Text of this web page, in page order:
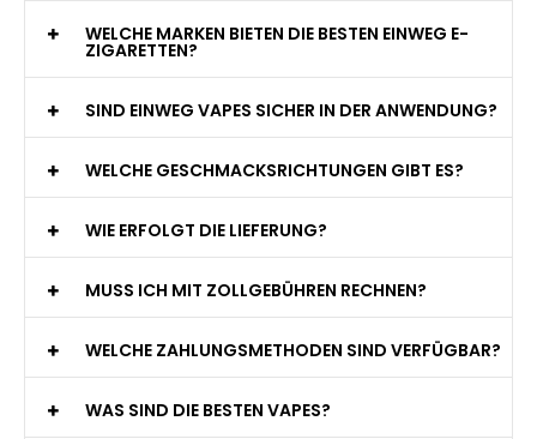
WELCHE MARKEN BIETEN DIE BESTEN EINWEG E-
ZIGARETTEN?
SIND EINWEG VAPES SICHER IN DER ANWENDUNG?
WELCHE GESCHMACKSRICHTUNGEN GIBT ES?
WIE ERFOLGT DIE LIEFERUNG?
MUSS ICH MIT ZOLLGEBÜHREN RECHNEN?
WELCHE ZAHLUNGSMETHODEN SIND VERFÜGBAR?
WAS SIND DIE BESTEN VAPES?